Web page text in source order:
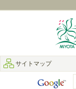
サイトマップ